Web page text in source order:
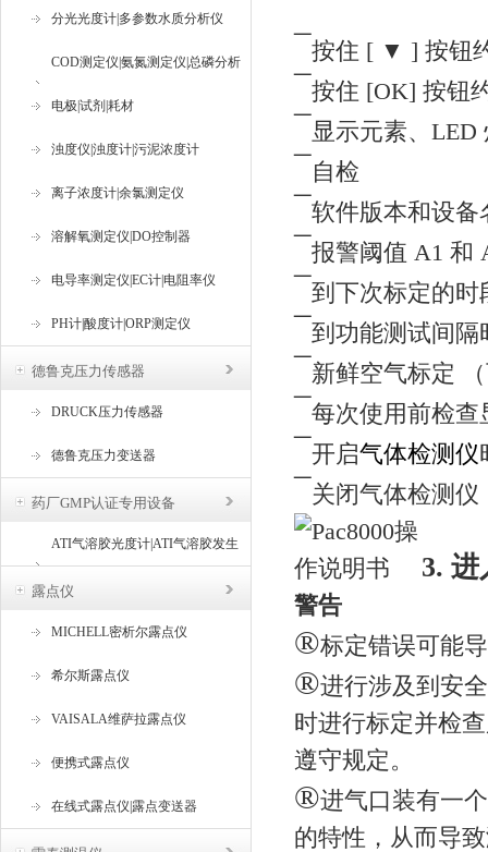
分光光度计|多参数水质分析仪
COD测定仪|氨氮测定仪|总磷分析
仪
电极|试剂|耗材
浊度仪|浊度计|污泥浓度计
离子浓度计|余氯测定仪
溶解氧测定仪|DO控制器
电导率测定仪|EC计|电阻率仪
PH计|酸度计|ORP测定仪
德鲁克压力传感器
DRUCK压力传感器
德鲁克压力变送器
药厂GMP认证专用设备
ATI气溶胶光度计|ATI气溶胶发生
器
露点仪
MICHELL密析尔露点仪
希尔斯露点仪
VAISALA维萨拉露点仪
便携式露点仪
在线式露点仪|露点变送器
¯按住 [ ▼ ] 按钮
¯按住 [OK] 按钮
¯显示元素、LED
¯自检
¯软件版本和设备
¯报警阈值 A1 和
¯到下次标定的时
¯到功能测试间隔
¯新鲜空气标定
¯每次使用前检查
¯开启气体检测仪
¯关闭气体检测
3.
警告
®标定错误可能
®进行涉及到安
时进行标定并检
遵守规定。
®进气口装有一
的特性，从而导